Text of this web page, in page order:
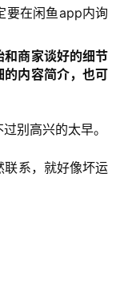
要在闲鱼app内询
和商家谈好的细节
的内容简介，也可
别高兴的太早。
联系，就好像坏运